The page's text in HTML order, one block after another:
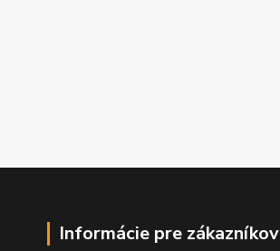
Informácie pre zákazníkov